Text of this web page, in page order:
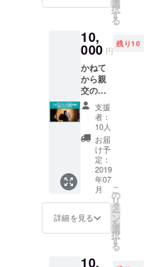
くださ
」のプ
リント
ます。
（※デザ
インは
検討中
のもの
す。）
コー
ヒー無
料チ
ケット
の使用
２０１
９年末
ご希望
のサイ
ズをお
選びい
ただ
き、備
考欄に
ご記入
くださ
い。
S M
L XL
クラウ
ドファ
ウン
ディン
グ限定
リント
ス
トの展
開はし
ていき
ます
が、今
回は、
このク
ラウド
ファン
ディン
グにご
協力い
ただい
た方限
定のも
のとな
りま
ブルー
選
択
す
る
10,
000 円
残り10
かねて
から親
交のあ
るプロ
カメラ
マン、
秦義之
氏にお
願いし
『Phar
macy
Coffee
Lab』と
僕、小
林拓一
ロ
支援
者：
10人
お届
け予
定：
2019
年07
月
詳細を見る
こ
の
リ
タ
ー
ン
を
選
択
す
る
10,